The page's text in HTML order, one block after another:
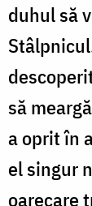
duhul să
să
a oprit în
el singur
oarecare